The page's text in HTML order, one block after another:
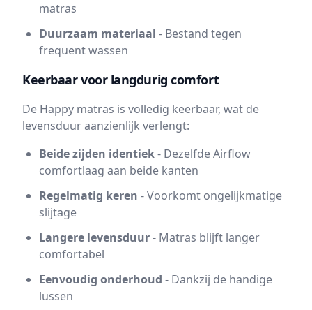
matras
Duurzaam materiaal - Bestand tegen
frequent wassen
Keerbaar voor langdurig comfort
De Happy matras is volledig keerbaar, wat de
levensduur aanzienlijk verlengt:
Beide zijden identiek- Dezelfde Airflow
comfortlaag aan beide kanten
Regelmatig keren - Voorkomt ongelijkmatige
slijtage
Langere levensduur- Matras blijft langer
comfortabel
Eenvoudig onderhoud - Dankzij de handige
lussen